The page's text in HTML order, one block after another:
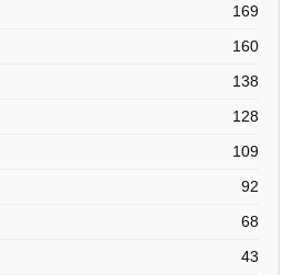
169
160
138
128
109
92
68
43